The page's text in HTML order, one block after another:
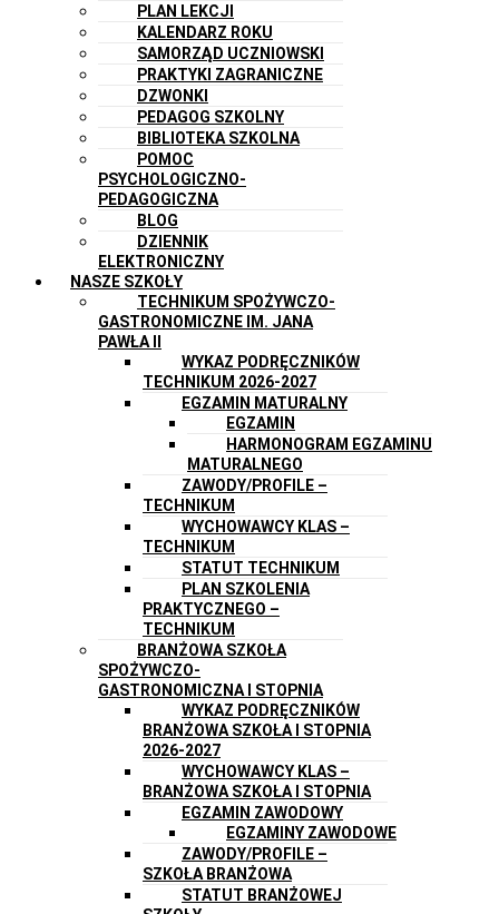
PLAN LEKCJI
KALENDARZ ROKU
SAMORZĄD UCZNIOWSKI
PRAKTYKI ZAGRANICZNE
DZWONKI
PEDAGOG SZKOLNY
BIBLIOTEKA SZKOLNA
POMOC
PSYCHOLOGICZNO-
PEDAGOGICZNA
BLOG
DZIENNIK
ELEKTRONICZNY
NASZE SZKOŁY
TECHNIKUM SPOŻYWCZO-
GASTRONOMICZNE IM. JANA
PAWŁA II
WYKAZ PODRĘCZNIKÓW
TECHNIKUM 2026-2027
EGZAMIN MATURALNY
EGZAMIN
HARMONOGRAM EGZAMINU
MATURALNEGO
ZAWODY/PROFILE –
TECHNIKUM
WYCHOWAWCY KLAS –
TECHNIKUM
STATUT TECHNIKUM
PLAN SZKOLENIA
PRAKTYCZNEGO –
TECHNIKUM
BRANŻOWA SZKOŁA
SPOŻYWCZO-
GASTRONOMICZNA I STOPNIA
WYKAZ PODRĘCZNIKÓW
BRANŻOWA SZKOŁA I STOPNIA
2026-2027
WYCHOWAWCY KLAS –
BRANŻOWA SZKOŁA I STOPNIA
EGZAMIN ZAWODOWY
EGZAMINY ZAWODOWE
ZAWODY/PROFILE –
SZKOŁA BRANŻOWA
STATUT BRANŻOWEJ